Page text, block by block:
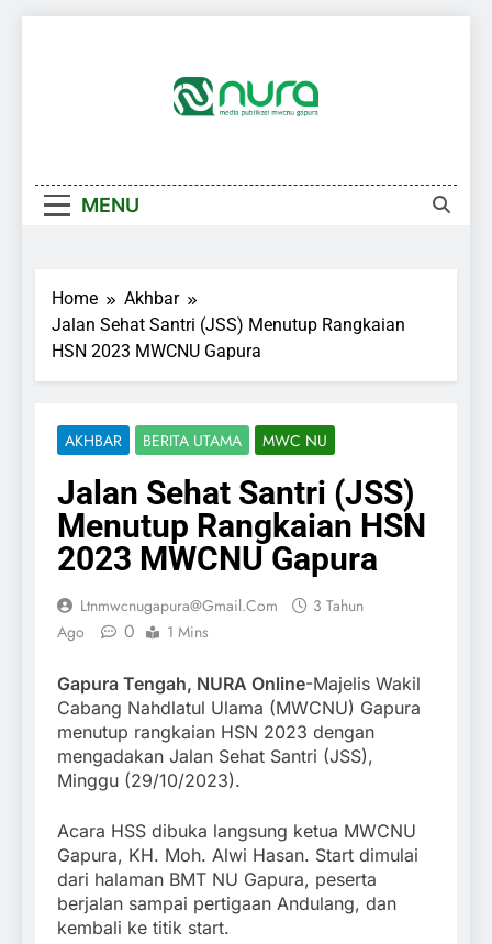
MENU
Home
Akhbar
Jalan Sehat Santri (JSS) Menutup Rangkaian
HSN 2023 MWCNU Gapura
AKHBAR BERITA UTAMA MWC NU
Jalan Sehat Santri (JSS)
Menutup Rangkaian HSN
2023 MWCNU Gapura
Ltnmwcnugapura@gmail.com
3 Tahun
Ago
0 1 Mins
Gapura Tengah, NURA Online-Majelis Wakil
Cabang Nahdlatul Ulama (MWCNU) Gapura
menutup rangkaian HSN 2023 dengan
mengadakan Jalan Sehat Santri (JSS),
Minggu (29/10/2023).
Acara HSS dibuka langsung ketua MWCNU
Gapura, KH. Moh. Alwi Hasan. Start dimulai
dari halaman BMT NU Gapura, peserta
berjalan sampai pertigaan Andulang, dan
kembali ke titik start.